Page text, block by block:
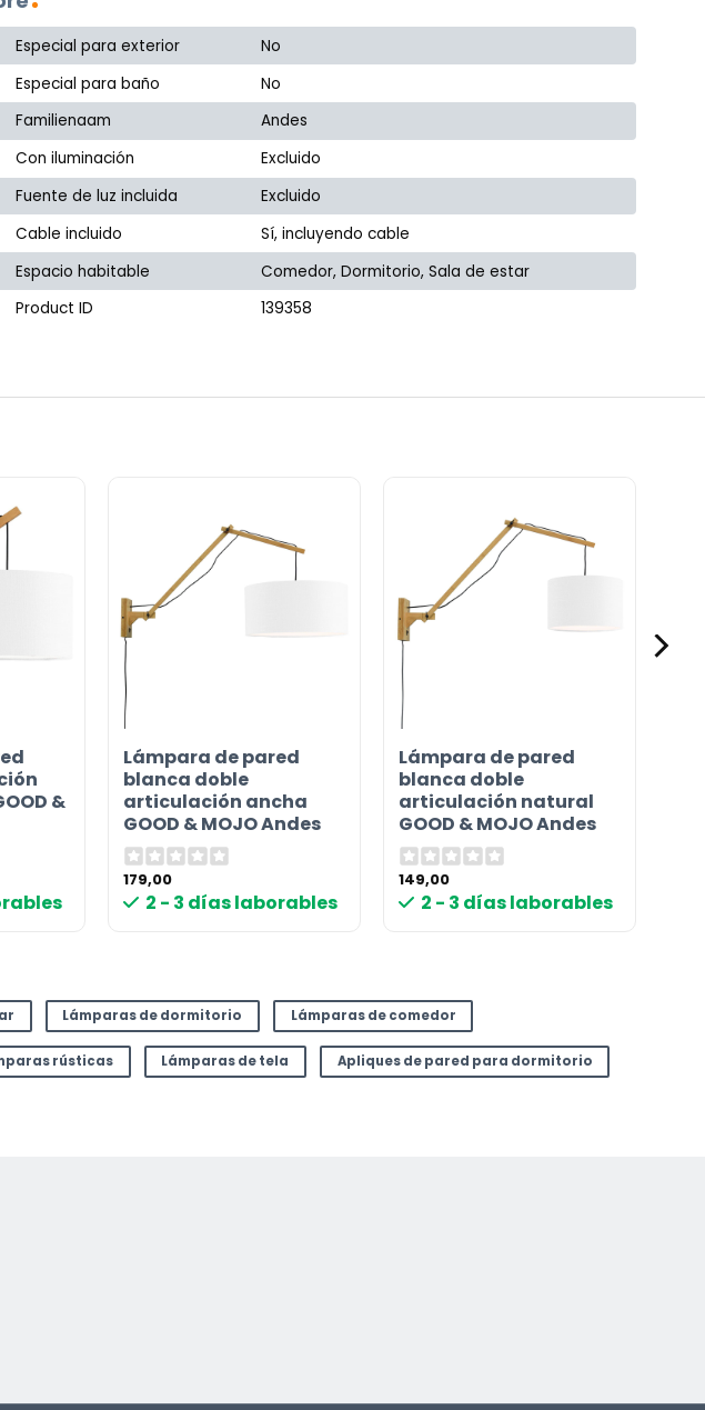
Especial para exterior
No
Especial para baño
No
Familienaam
Andes
Con iluminación
Excluido
Fuente de luz incluida
Excluido
Cable incluido
Sí, incluyendo cable
Espacio habitable
Comedor, Dormitorio, Sala de estar
Product ID
139358
&
Lámpara de pared
blanca doble
articulación ancha
GOOD & MOJO Andes
179,00
2 - 3 días laborables
Lámpara de pared
blanca doble
articulación natural
GOOD & MOJO Andes
149,00
2 - 3 días laborables
Lámparas de dormitorio Lámparas de comedor
rústicas Lámparas de tela Apliques de pared para dormitorio